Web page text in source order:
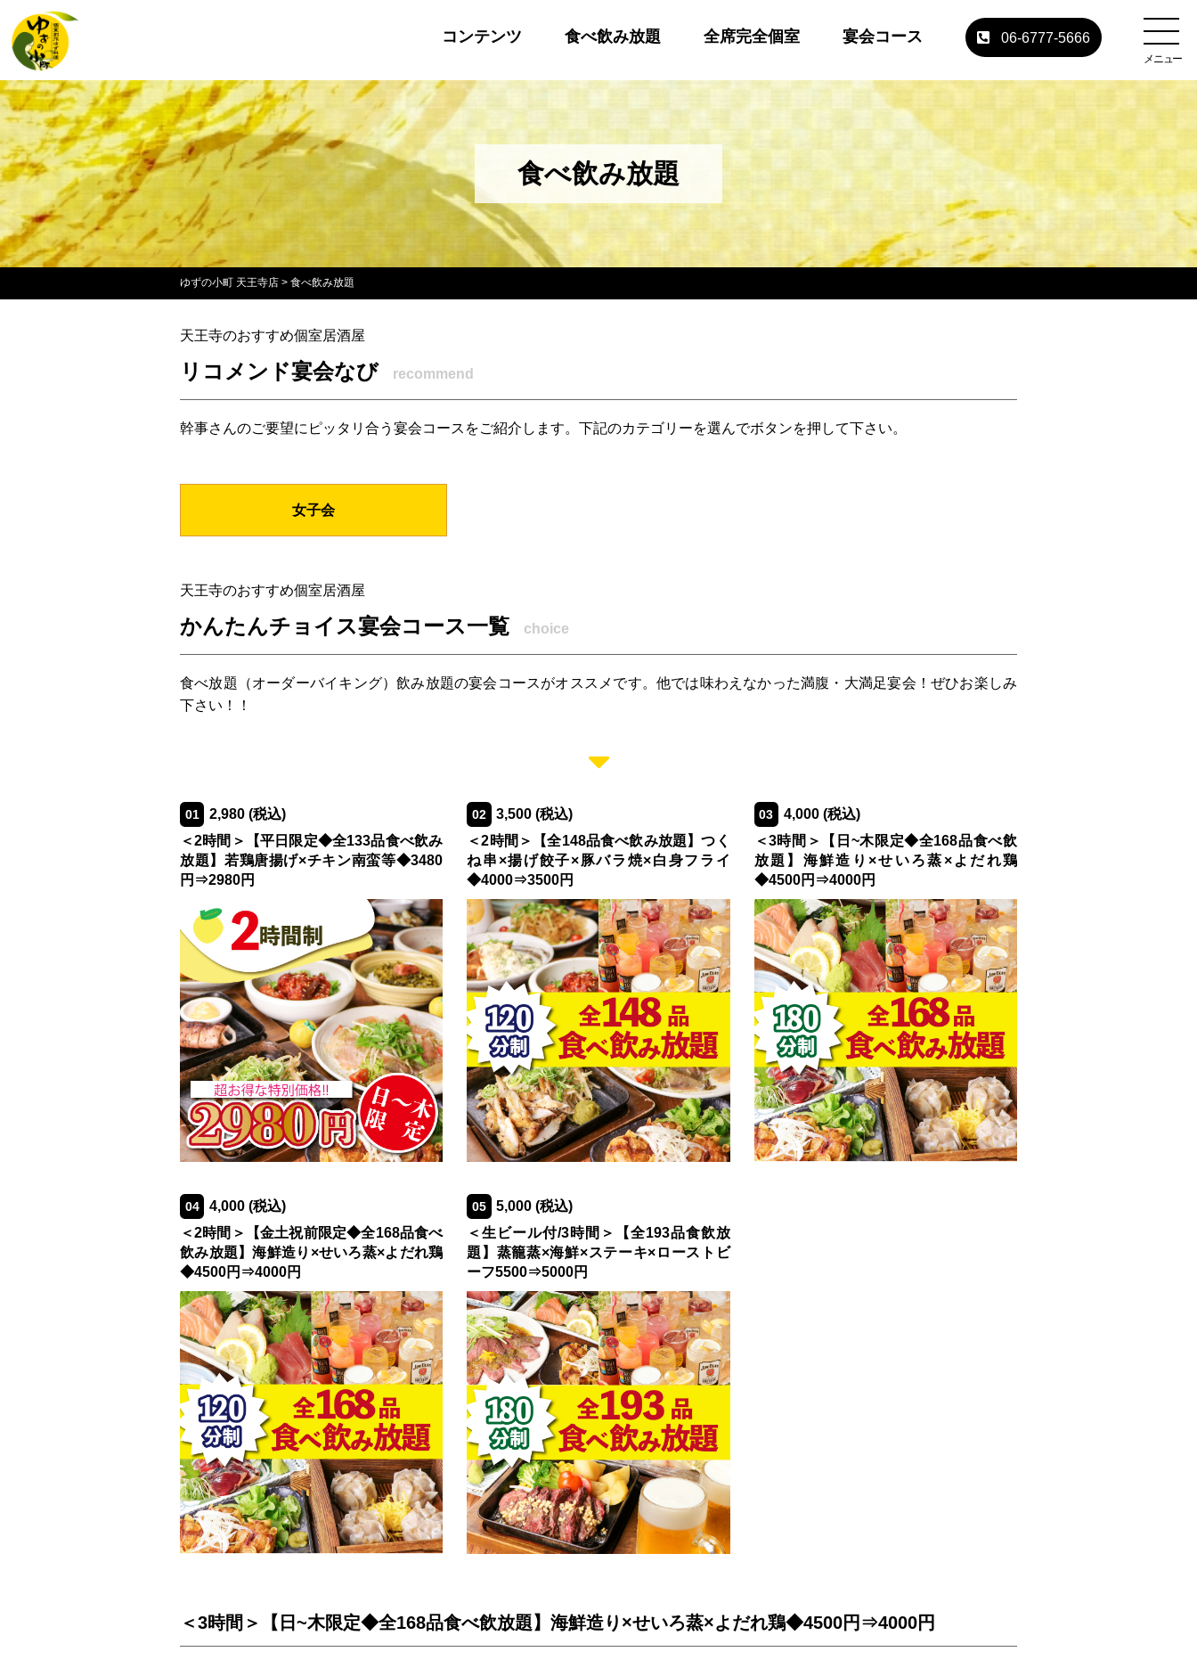
コンテンツ 食べ飲み放題 全席完全個室 宴会コース 06-6777-5666
メニュー
食べ飲み放題
ゆずの小町 天王寺店 > 食べ飲み放題
天王寺のおすすめ個室居酒屋
リコメンド宴会なび recommend
幹事さんのご要望にピッタリ合う宴会コースをご紹介します。下記のカテゴリーを選んでボタンを押して下さい。
女子会
天王寺のおすすめ個室居酒屋
かんたんチョイス宴会コース一覧 choice
食べ放題（オーダーバイキング）飲み放題の宴会コースがオススメです。他では味わえなかった満腹・大満足宴会！ぜひお楽しみ
下さい！！
01 2,980(税込)
＜2時間＞【平日限定◆全133品食べ飲み
放題】若鶏唐揚げ×チキン南蛮等◆3480
円⇒2980円
02 3,500 (税込)
＜2時間＞【全148品食べ飲み放題】つく
ね串×揚げ餃子×豚バラ焼×白身フライ
◆4000⇒3500円
03 4,000(税込)
＜3時間＞【日~木限定◆全168品食べ飲
放題】海鮮造り×せいろ蒸×よだれ鶏
◆4500円⇒4000円
04 4,000(税込)
＜2時間＞【金土祝前限定◆全168品食べ
飲み放題】海鮮造り×せいろ蒸×よだれ鶏
◆4500円⇒4000円
05 5,000 (税込)
＜生ビール付/3時間＞【全193品食飲放
題】蒸籠蒸×海鮮×ステーキ×ローストビ
ーフ5500⇒5000円
＜3時間＞【日~木限定◆全168品食べ飲放題】海鮮造り×せいろ蒸×よだれ鶏◆4500円⇒4000円